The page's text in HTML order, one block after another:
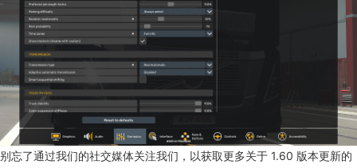
别忘了通过我们的社交媒体关注我们，以获取更多关于 1.60 版本更新的